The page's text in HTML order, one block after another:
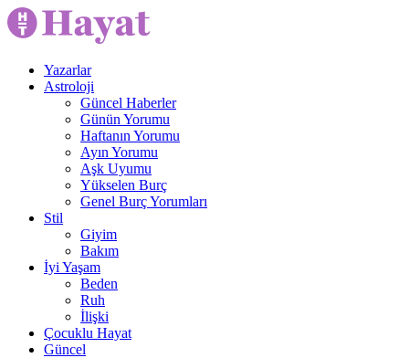
Yazarlar
Astroloji
Güncel Haberler
Günün Yorumu
Haftanın Yorumu
Ayın Yorumu
Aşk Uyumu
Yükselen Burç
Genel Burç Yorumları
Stil
Giyim
Bakım
İyi Yaşam
Beden
Ruh
İlişki
Çocuklu Hayat
Güncel